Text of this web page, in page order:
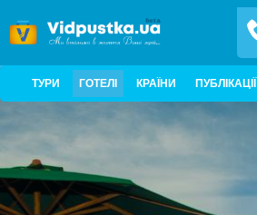
ТУРИ ГОТЕЛІ КРАЇНИ ПУБЛІКАЦІЇ